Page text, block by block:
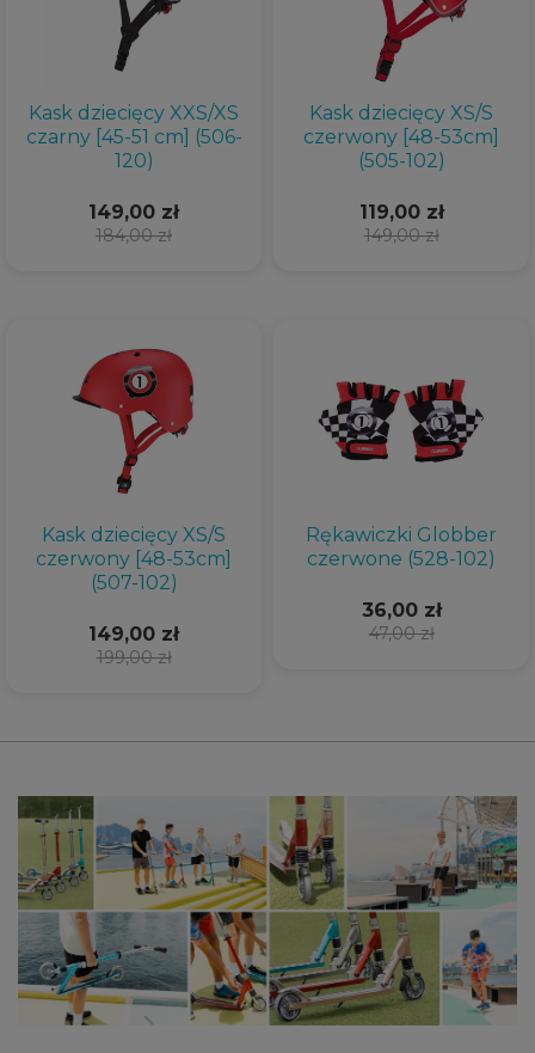
Kask dziecięcy XXS/XS
czarny [45-51 cm] (506-
120)
184,00 zł
149,00 zł
Kask dziecięcy XS/S
czerwony [48-53cm]
(505-102)
149,00 zł
119,00 zł
Kask dziecięcy XS/S
czerwony [48-53cm]
(507-102)
199,00 zł
149,00 zł
Rękawiczki Globber
czerwone (528-102)
47,00 zł
36,00 zł